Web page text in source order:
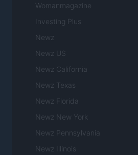
Womanmagazine
Investing Plus
Newz
Newz US
Newz California
Newz Texas
Newz Florida
Newz New York
Newz Pennsylvania
Newz Illinois